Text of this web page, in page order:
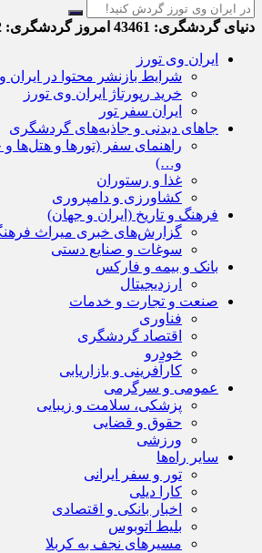
دنیای گردشگری: امروز گردشگری:
ایران وی تورز
شرایط بازنشر محتوا در ایران
خرید رپورتاژ ایران وی تورز
ایران سفر تور
جاهای دیدنی و جاذبه‌های گردشگری
راهنمای سفر (تورها و هتل‌ها
و…)
غذا و رستوران
کشاورزی و دامپروری
فرهنگ و تاریخ (ایران و جهان)
گزارش‌های خبری میراث
سوغات و صنایع دستی
بانک و بیمه و فارکس
ارزدیجیتال
صنعت و تجارت و خدمات
فناوری
اقتصاد گردشگری
خودرو
کارآفرینی و بازاریابی
عمومی و سرگرمی
پزشکی، سلامت و زیبایی
حقوق و قضایی
ورزشی
سایر راه‌ها
تور و سفر ایرانی
کارا دیلی
اخبار بانکی و اقتصادی
بلیط اتوبوس
مسیرهای نجف به کربلا